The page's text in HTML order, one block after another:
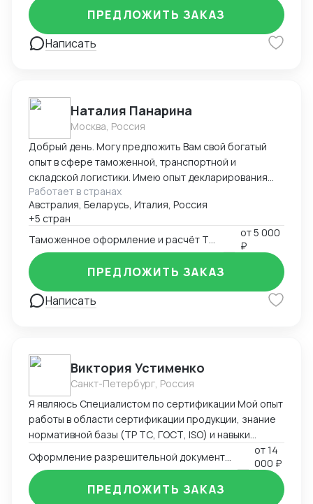
Написать
ПРЕДЛОЖИТЬ ЗАКАЗ
Наталия Панарина
Москва, Россия
Добрый день. Могу предложить Вам свой богатый
опыт в сфере таможенной, транспортной и
складской логистики. Имею опыт декларирования
парфюмерно-косметической продукции с 2016-ого
года. Работаю в программе Альта-ГТД, Заполнитель.
На протяжении всей своей деятельности связана с
получением разрешительной документации,
документооборотом в области таможенной и
транспортной логистики, сотрудничеством с
иностранными поставщиками и закупкой товара.
Занимаюсь оптимизацией складских запасов и
косметической продукции. С уважением, Наталия
Панарина +7 (929) 651-08-51
Работает в странах
Австралия, Беларусь, Италия, Россия
+5 стран
от5 000
₽
Написать
ПРЕДЛОЖИТЬ ЗАКАЗ
Виктория Устименко
Санкт-Петербург, Россия
Я являюсь Специалистом по сертификации Мой опыт
работы в области сертификации продукции, знание
нормативной базы (ТР ТС, ГОСТ, ISO) и навыки
позволяют мне эффективно решать задачи по
подтверждению соответствия продукции
установленным требованиям. Оформляю
от14
000 ₽
ПРЕДЛОЖИТЬ ЗАКАЗ